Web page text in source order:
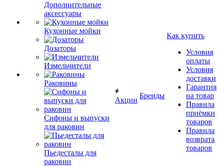
Дополнительные
аксессуары
Кухонные мойки
Дозаторы
Измельчители
Раковины
Сифоны и выпуски
для раковин
Пьедесталы для
раковин
Акции
Бренды
Как купить
Условия
оплаты
Условия
доставки
Гарантия
на товар
Правила
приёмки
товаров
Правила
возврата
товаров